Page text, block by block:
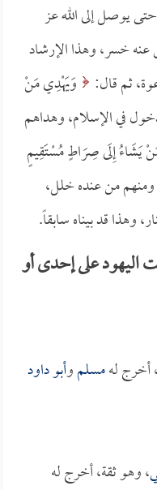
يوصل إلى الله عز
خسر، وهذا الإرشاد
ثم قال:
وَيَهْدِي مَنْ
في الإسلام، وهداهم
يَشَاءُ إِلَى صِرَاطٍ مُسْتَقِيمٍ
ومنهم من عنده خلل،
وهذا قد بيناه سابقاً.
اليهود على إحدى أو
أخرج لهمسلموأبو داود
، وهو ثقة، أخرج له